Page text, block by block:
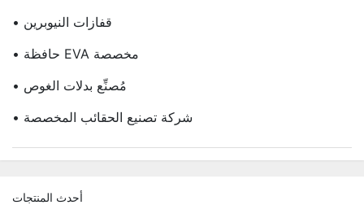
• قفازات النيوبرين
• حافظة EVA مخصصة
• مُصنِّع بدلات الغوص
• شركة تصنيع الحقائب المخصصة
أحدث المنتجات